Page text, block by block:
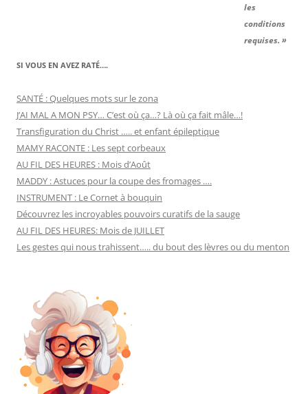
les
conditions
requises. »
SI VOUS EN AVEZ RATÉ….
SANTÉ : Quelques mots sur le zona
J’AI MAL A MON PSY… C’est où ça…? Là où ça fait mâle…!
Transfiguration du Christ ….. et enfant épileptique
MAMY RACONTE : Les sept corbeaux
AU FIL DES HEURES : Mois d’Août
MADDY : Astuces pour la coupe des fromages ….
INSTRUMENT : Le Cornet à bouquin
Découvrez les incroyables pouvoirs curatifs de la sauge
AU FIL DES HEURES: Mois de JUILLET
Les gestes qui nous trahissent….. du bout des lèvres ou du menton